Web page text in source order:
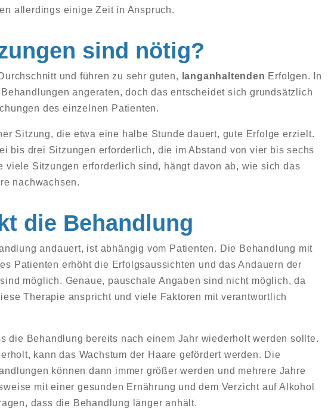
allerdings einige Zeit in Anspruch.
sind nötig?
und führen zu sehr guten, langanhaltenden Erfolgen. In
angeraten, doch das entscheidet sich grundsätzlich
des einzelnen Patienten.
Sitzung, die etwa eine halbe Stunde dauert, gute Erfolge erzielt.
bis drei Sitzungen erforderlich, die im Abstand von vier bis sechs
viele Sitzungen erforderlich sind, hängt davon ab, wie sich das
nachwachsen.
die Behandlung
andauert, ist abhängig vom Patienten. Die Behandlung mit
Patienten erhöht die Erfolgsaussichten und das Andauern der
sind möglich. Genaue, pauschale Angaben sind nicht möglich, da
Therapie anspricht und viele Faktoren mit verantwortlich
die Behandlung bereits nach einem Jahr wiederholt werden sollte.
kann das Wachstum der Haare gefördert werden. Die
können dann immer größer werden und mehrere Jahre
mit einer gesunden Ernährung und dem Verzicht auf Alkohol
dass die Behandlung länger anhält.